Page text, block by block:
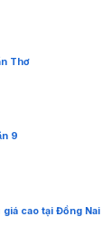
Thơ
9
giá cao tại Đồng Nai